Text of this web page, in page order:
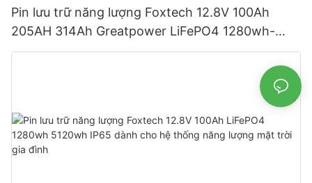
Pin lưu trữ năng lượng Foxtech 12.8V 100Ah
205AH 314Ah Greatpower LiFePO4 1280wh-
5120wh IP65